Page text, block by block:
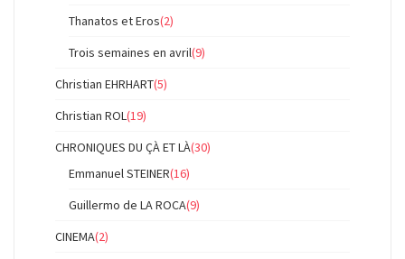
Thanatos et Eros(2)
Trois semaines en avril(9)
Christian EHRHART(5)
Christian ROL(19)
CHRONIQUES DU ÇÀ ET LÀ(30)
Emmanuel STEINER(16)
Guillermo de LA ROCA(9)
CINEMA(2)